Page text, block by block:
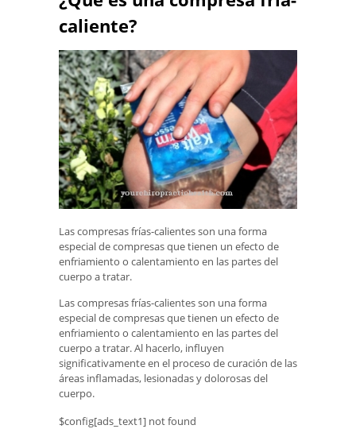
caliente?
Las compresas frías-calientes son una forma
especial de compresas que tienen un efecto de
enfriamiento o calentamiento en las partes del
cuerpo a tratar.
Las compresas frías-calientes son una forma
especial de compresas que tienen un efecto de
enfriamiento o calentamiento en las partes del
cuerpo a tratar. Al hacerlo, influyen
significativamente en el proceso de curación de las
áreas inflamadas, lesionadas y dolorosas del
cuerpo.
$config[ads_text1] not found